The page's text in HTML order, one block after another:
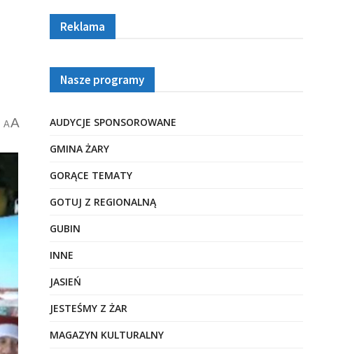
AA
Reklama
Nasze programy
AUDYCJE SPONSOROWANE
GMINA ŻARY
GORĄCE TEMATY
GOTUJ Z REGIONALNĄ
GUBIN
INNE
JASIEŃ
JESTEŚMY Z ŻAR
MAGAZYN KULTURALNY